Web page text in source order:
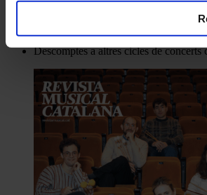
20% als concerts del Palau de la
Descomptes a altres cicles de concerts